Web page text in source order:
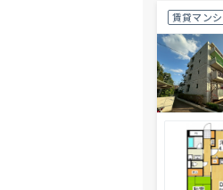
賃貸マン